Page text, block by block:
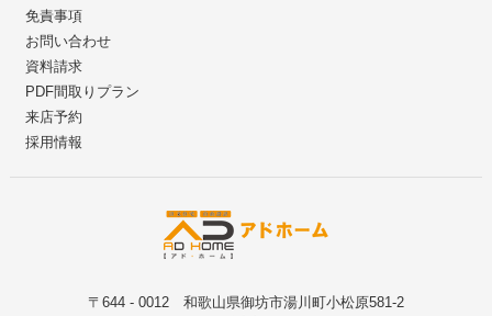
免責事項
お問い合わせ
資料請求
PDF間取りプラン
来店予約
採用情報
〒644 - 0012 和歌山県御坊市湯川町小松原581-2